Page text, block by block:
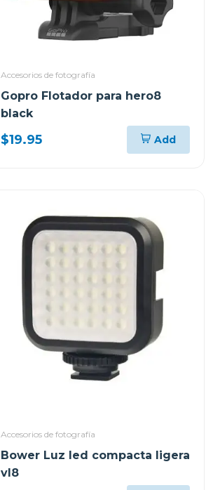
Accesorios de fotografía
Gopro Flotador para hero8
black
$19.95 Add
Accesorios de fotografía
Bower Luz led compacta ligera
vl8